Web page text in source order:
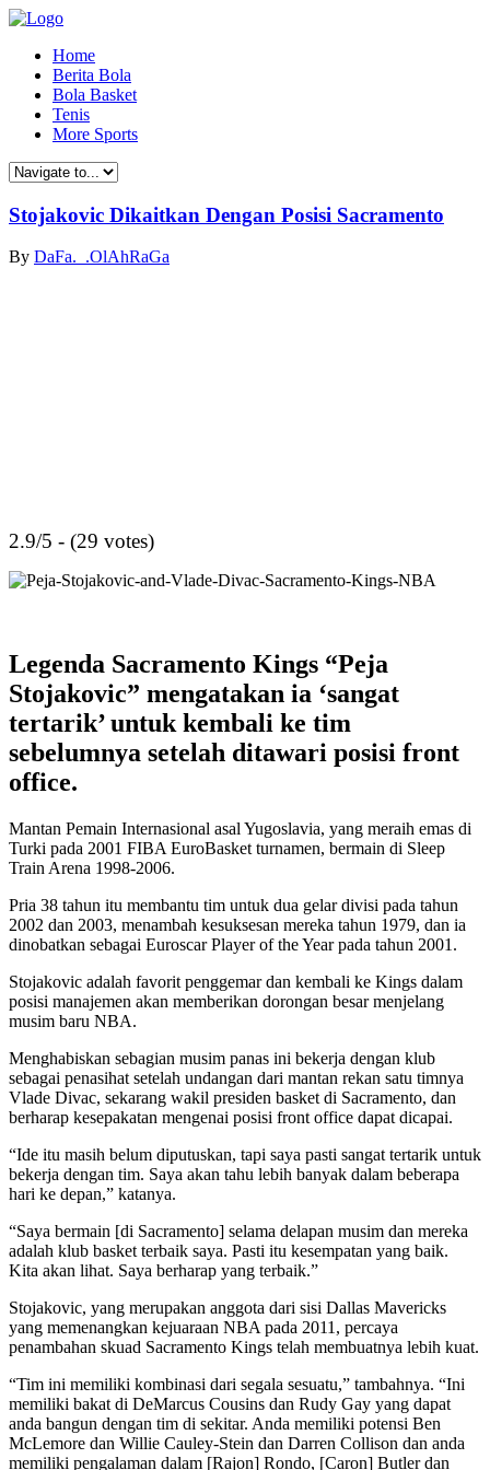
Home
Berita Bola
Bola Basket
Tenis
More Sports
Stojakovic Dikaitkan Dengan Posisi Sacramento
By DaFa._.OlAhRaGa
2.9/5 - (29 votes)
Legenda Sacramento Kings “Peja
Stojakovic” mengatakan ia ‘sangat
tertarik’ untuk kembali ke tim
sebelumnya setelah ditawari posisi front
office.
Mantan Pemain Internasional asal Yugoslavia, yang meraih emas di
Turki pada 2001 FIBA EuroBasket turnamen, bermain di Sleep
Train Arena 1998-2006.
Pria 38 tahun itu membantu tim untuk dua gelar divisi pada tahun
2002 dan 2003, menambah kesuksesan mereka tahun 1979, dan ia
dinobatkan sebagai Euroscar Player of the Year pada tahun 2001.
Stojakovic adalah favorit penggemar dan kembali ke Kings dalam
posisi manajemen akan memberikan dorongan besar menjelang
musim baru NBA.
Menghabiskan sebagian musim panas ini bekerja dengan klub
sebagai penasihat setelah undangan dari mantan rekan satu timnya
Vlade Divac, sekarang wakil presiden basket di Sacramento, dan
berharap kesepakatan mengenai posisi front office dapat dicapai.
“Ide itu masih belum diputuskan, tapi saya pasti sangat tertarik untuk
bekerja dengan tim. Saya akan tahu lebih banyak dalam beberapa
hari ke depan,” katanya.
“Saya bermain [di Sacramento] selama delapan musim dan mereka
adalah klub basket terbaik saya. Pasti itu kesempatan yang baik.
Kita akan lihat. Saya berharap yang terbaik.”
Stojakovic, yang merupakan anggota dari sisi Dallas Mavericks
yang memenangkan kejuaraan NBA pada 2011, percaya
penambahan skuad Sacramento Kings telah membuatnya lebih kuat.
“Tim ini memiliki kombinasi dari segala sesuatu,” tambahnya. “Ini
memiliki bakat di DeMarcus Cousins dan Rudy Gay yang dapat
anda bangun dengan tim di sekitar. Anda memiliki potensi Ben
McLemore dan Willie Cauley-Stein dan Darren Collison dan anda
memiliki pengalaman dalam [Rajon] Rondo, [Caron] Butler dan